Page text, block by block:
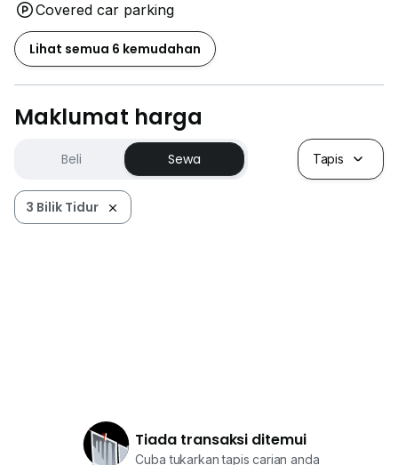
Covered car parking
Lihat semua 6 kemudahan
Maklumat harga
Beli Sewa Tapis
3 Bilik Tidur
Tiada transaksi ditemui
Cuba tukarkan tapis carian anda